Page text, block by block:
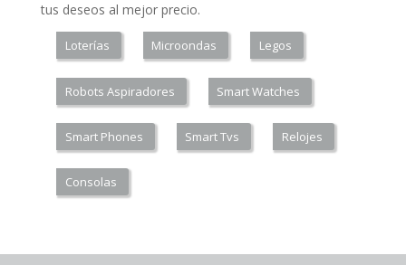
tus deseos al mejor precio.
Loterías Microondas Legos
Robots Aspiradores Smart Watches
Smart Phones Smart Tvs Relojes
Consolas